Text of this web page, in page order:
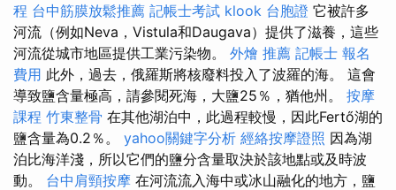
程 台中筋膜放鬆推薦 記帳士考試 klook 台胞證 它被許多
河流（例如Neva，Vistula和Daugava）提供了滋養，這些
河流從城市地區提供工業污染物。 外燴 推薦 記帳士 報名
費用 此外，過去，俄羅斯將核廢料投入了波羅的海。 這會
導致鹽含量極高，請參閱死海，大鹽25％，猶他州。 按摩
課程 竹東整骨 在其他湖泊中，此過程較慢，因此Fertő湖的
鹽含量為0.2％。 yahoo關鍵字分析 經絡按摩證照 因為湖
泊比海洋淺，所以它們的鹽分含量取決於該地點或及時波
動。 台中肩頸按摩 在河流流入海中或冰山融化的地方，鹽